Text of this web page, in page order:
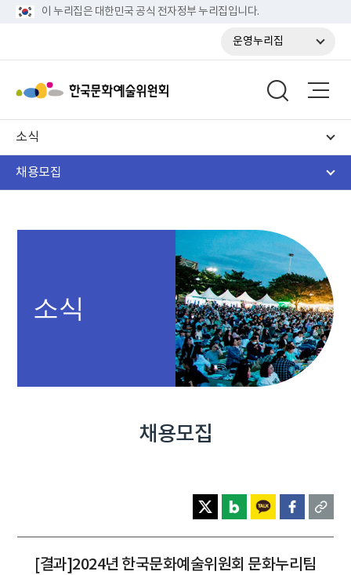
이 누리집은 대한민국 공식 전자정부 누리집입니다.
운영누리집
소식
채용모집
소식
채용모집
[결과]2024년 한국문화예술위원회 문화누리팀